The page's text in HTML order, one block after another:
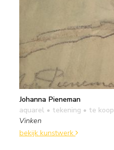
Johanna Pieneman
aquarel • tekening • te koop
Vinken
bekijk kunstwerk